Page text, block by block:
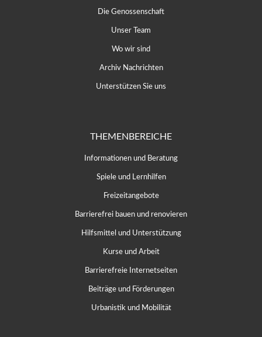
Die Genossenschaft
Unser Team
Wo wir sind
Archiv Nachrichten
Unterstützen Sie uns
THEMENBEREICHE
Informationen und Beratung
Spiele und Lernhilfen
Freizeitangebote
Barrierefrei bauen und renovieren
Hilfsmittel und Unterstützung
Kurse und Arbeit
Barrierefreie Internetseiten
Beiträge und Förderungen
Urbanistik und Mobilität